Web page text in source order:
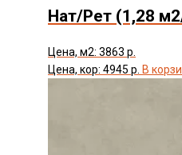
Нат/Рет (1,28
Цена, м2: 3863 р.
Цена, кор: 4945 р. В